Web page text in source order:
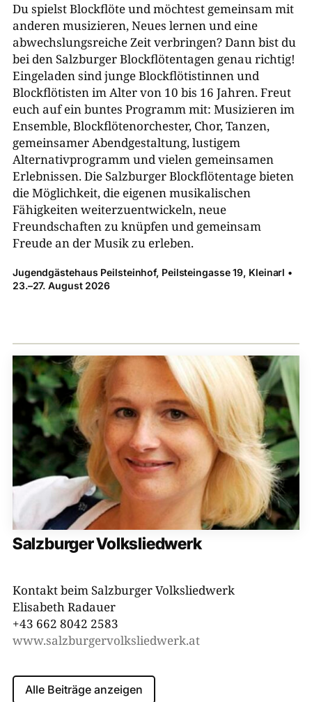
Bezirk Oberpfalz
Brettl-Spitzen LIVE
BR Heimat
Verein Zither in Bayern e.V.
Landesmusikrat Baden-Württemberg e. V.
Du spielst Blockflöte und möchtest gemeinsam mit
anderen musizieren, Neues lernen und eine
abwechslungsreiche Zeit verbringen? Dann bist du
bei den Salzburger Blockflötentagen genau richtig!
Eingeladen sind junge Blockflötistinnen und
Blockflötisten im Alter von 10 bis 16 Jahren. Freut
euch auf ein buntes Programm mit: Musizieren im
Ensemble, Blockflötenorchester, Chor, Tanzen,
gemeinsamer Abendgestaltung, lustigem
Alternativprogramm und vielen gemeinsamen
Erlebnissen. Die Salzburger Blockflötentage bieten
die Möglichkeit, die eigenen musikalischen
Fähigkeiten weiterzuentwickeln, neue
Freundschaften zu knüpfen und gemeinsam
Freude an der Musik zu erleben.
Jugendgästehaus Peilsteinhof, Peilsteingasse 19, Kleinarl •
23.–27. August 2026
Salzburger Volksliedwerk
Kontakt beim Salzburger Volksliedwerk
Elisabeth Radauer
+43 662 8042 2583
www.salzburgervolkslied​werk.at
Alle Beiträge anzeigen